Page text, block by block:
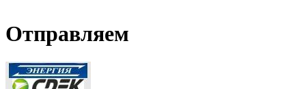
Отправляем